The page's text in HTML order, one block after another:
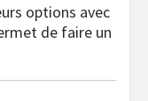
options avec
de faire un